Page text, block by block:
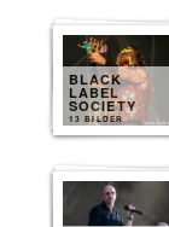
BLACK
LABEL
SOCIETY
13 BILDER